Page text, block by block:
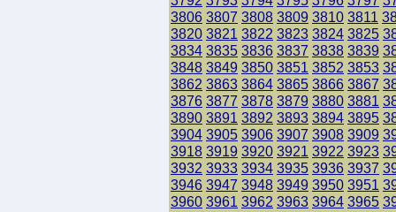
3806 3807 3808 3809 3810 3811
3820 3821 3822 3823 3824 3825
3834 3835 3836 3837 3838 3839
3848 3849 3850 3851 3852 3853
3862 3863 3864 3865 3866 3867
3876 3877 3878 3879 3880 3881
3890 3891 3892 3893 3894 3895
3904 3905 3906 3907 3908 3909
3918 3919 3920 3921 3922 3923
3932 3933 3934 3935 3936 3937
3946 3947 3948 3949 3950 3951
3960 3961 3962 3963 3964 3965